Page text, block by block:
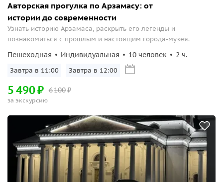
Авторская прогулка по Арзамасу: от
истории до современности
Узнать историю Арзамаса, раскрыть его легенды и
познакомиться с прошлым и настоящим города-музея.
Пешеходная Индивидуальная 10 человек 2 ч.
Завтра в 11:00 Завтра в 12:00
6100₽
5490₽
за экскурсию